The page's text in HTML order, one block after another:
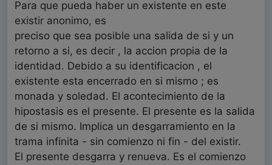
Para que pueda haber un existente en este
existir anonimo, es
preciso que sea posible una salida de si y un
retorno a si, es decir , la accion propia de la
identidad. Debido a su identificacion , el
existente esta encerrado en si mismo ; es
monada y soledad. El acontecimiento de la
hipostasis es el presente. El presente es la salida
de si mismo. Implica un desgarramiento en la
trama infinita - sin comienzo ni fin - del existir.
El presente desgarra y renueva. Es el comienzo